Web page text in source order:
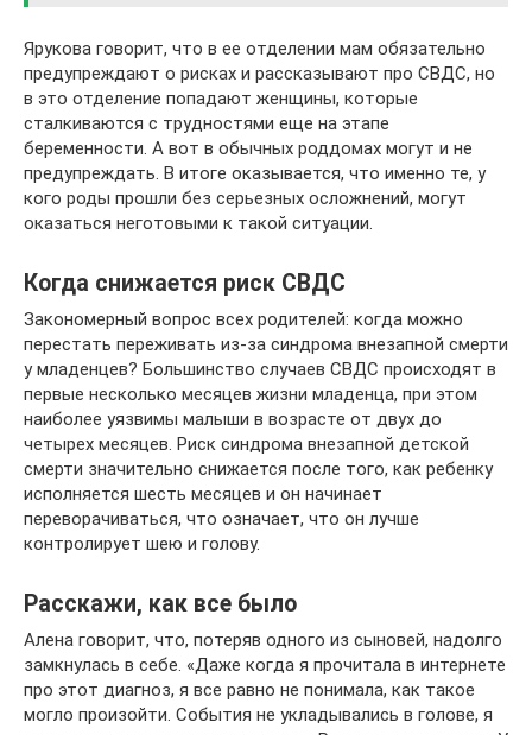
Ярукова говорит, что в ее отделении мам обязательно
предупреждают о рисках и рассказывают про СВДС, но
в это отделение попадают женщины, которые
сталкиваются с трудностями еще на этапе
беременности. А вот в обычных роддомах могут и не
предупреждать. В итоге оказывается, что именно те, у
кого роды прошли без серьезных осложнений, могут
оказаться неготовыми к такой ситуации.
Когда снижается риск СВДС
Закономерный вопрос всех родителей: когда можно
перестать переживать из-за синдрома внезапной смерти
у младенцев? Большинство случаев СВДС происходят в
первые несколько месяцев жизни младенца, при этом
наиболее уязвимы малыши в возрасте от двух до
четырех месяцев. Риск синдрома внезапной детской
смерти значительно снижается после того, как ребенку
исполняется шесть месяцев и он начинает
переворачиваться, что означает, что он лучше
контролирует шею и голову.
Расскажи, как все было
Алена говорит, что, потеряв одного из сыновей, надолго
замкнулась в себе. «Даже когда я прочитала в интернете
про этот диагноз, я все равно не понимала, как такое
могло произойти. События не укладывались в голове, я